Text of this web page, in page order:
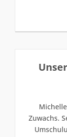
Zuwachs.